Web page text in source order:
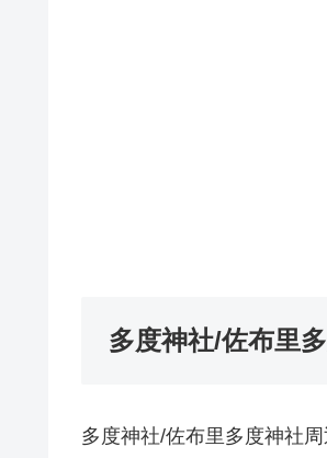
多度神社/佐布里
多度神社/佐布里多度神社